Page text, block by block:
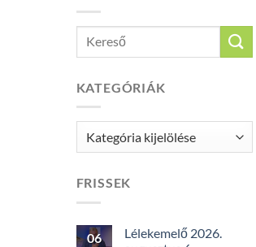
KATEGÓRIÁK
Kategóriák
FRISSEK
06
Lélekemelő 2026.